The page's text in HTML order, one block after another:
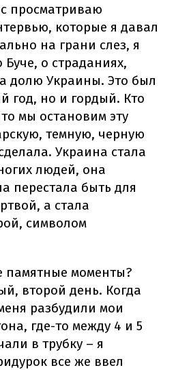
просматриваю
которые я давал
на грани слез, я
о страданиях,
долю Украины. Это был
год, но и гордый. Кто
мы остановим эту
темную, черную
Украина стала
людей, она
перестала быть для
а стала
символом
памятные моменты?
второй день. Когда
разбудили мои
где-то между 4 и 5
в трубку – я
все же ввел